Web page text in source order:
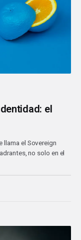
el
llama el Sovereign
no solo en el